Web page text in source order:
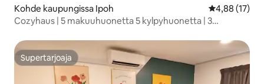
Kohde kaupungissa Ipoh
4,88 (17)
Cozyhaus | 5 makuuhuonetta 5 kylpyhuonetta | 3
Supertarjoaja
Supertarjoaja